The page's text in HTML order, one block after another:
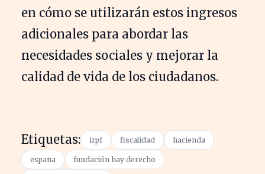
en cómo se utilizarán estos ingresos
adicionales para abordar las
necesidades sociales y mejorar la
calidad de vida de los ciudadanos.
Etiquetas: irpf fiscalidad hacienda
españa fundación hay derecho